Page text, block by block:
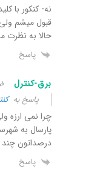
نه- کنکور با
قبول میشم ولی
حالا به نظرت
پاسخ
برق-کنترل
پاسخ به
چرا نمی ارزه
پارسال به
درصداتون چند
پاسخ